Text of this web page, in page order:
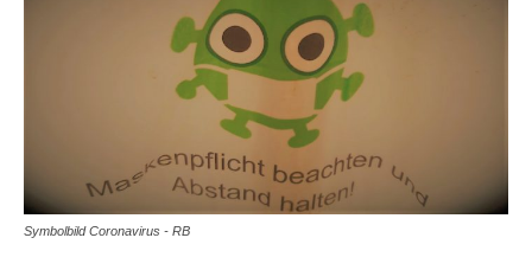
Symbolbild Coronavirus - RB